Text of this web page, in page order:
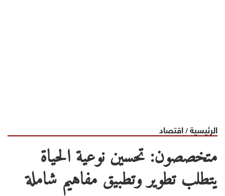
الرئيسية/اقتصاد
متخصصون: تحسين نوعية الحياة
يتطلب تطوير وتطبيق مفاهيم شاملة